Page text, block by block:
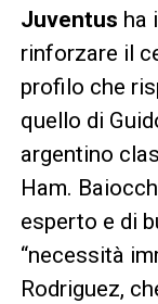
Juventus ha
rinforzare il
profilo che
quello di
argentino
Ham.
esperto e di
“necessità
Rodriguez,